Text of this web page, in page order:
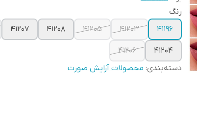
رنگ
41196
41203
41205
41208
41207
41204
41206
دسته‌بندی: محصولات آرایش صورت